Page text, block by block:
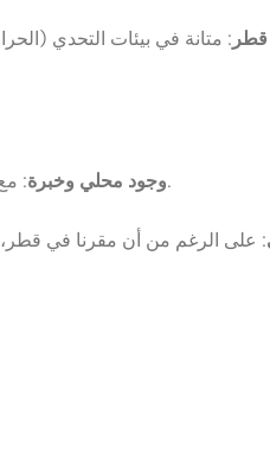
قطر
وجود محلي وخبرة: مع وجودنا في الدوحة، نعرف تمامًا سوق قطر، بما في ذلك احتياجات التنظيم والموافقات من وزارة الداخلية والمعايير المحلية.